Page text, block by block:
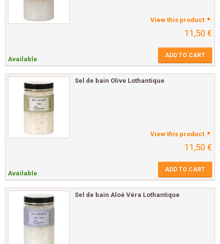
View this product
11,50 €
Available ADD TO CART
Sel de bain Olive Lothantique
View this product
11,50 €
Available ADD TO CART
Sel de bain Aloé Véra Lothantique